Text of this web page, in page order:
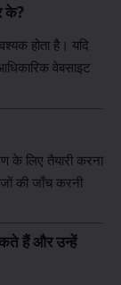
के?
होता है। यदि
वेबसाइट
के लिए तैयारी करना
की जाँच करनी
हैं और उन्हें